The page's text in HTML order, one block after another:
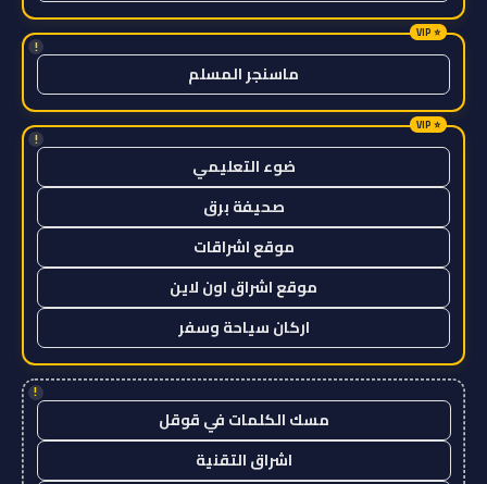
!
ماسنجر المسلم
!
ضوء التعليمي
صحيفة برق
موقع اشراقات
موقع اشراق اون لاين
اركان سياحة وسفر
!
مسك الكلمات في قوقل
اشراق التقنية